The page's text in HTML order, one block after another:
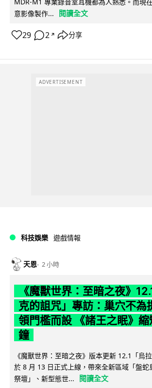
意影像製作...
閱讀全文
29 2 ↗ 分享
ADVERTISEMENT
科技娛樂 遊戲情報
天恩 2 小時
《魔獸世界：至暗之夜》
克的詛咒」專訪：巢穴不為
領門檻而設 《諸王之眠》
鐘
《魔獸世界：至暗之夜》版本更新 12.1「烏
於 8 月 13 日正式上線，帶來全新區域「盤蛇
祭壇」、新型態世...
閱讀全文